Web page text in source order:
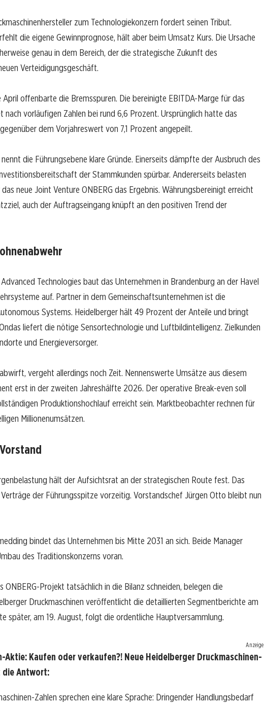
zum Technologiekonzern fordert seinen Tribut.
die eigene Gewinnprognose, hält aber beim Umsatz Kurs. Die Ursache
genau in dem Bereich, der die strategische Zukunft des
Verteidigungsgeschäft.
offenbarte die Bremsspuren. Die bereinigte EBITDA-Marge für das
nach vorläufigen Zahlen bei rund 6,6 Prozent. Ursprünglich hatte das
dem Vorjahreswert von 7,1 Prozent angepeilt.
die Führungsebene klare Gründe. Einerseits dämpfte der Ausbruch des
der Stammkunden spürbar. Andererseits belasten
neue Joint Venture ONBERG das Ergebnis. Währungsbereinigt erreicht
auch der Auftragseingang knüpft an den positiven Trend der
Technologies baut das Unternehmen in Brandenburg an der Havel
auf. Partner in dem Gemeinschaftsunternehmen ist die
Systems. Heidelberger hält 49 Prozent der Anteile und bringt
liefert die nötige Sensortechnologie und Luftbildintelligenz. Zielkunden
und Energieversorger.
vergeht allerdings noch Zeit. Nennenswerte Umsätze aus diesem
erst in der zweiten Jahreshälfte 2026. Der operative Break-even soll
Produktionshochlauf erreicht sein. Marktbeobachter rechnen für
Millionenumsätzen.
hält der Aufsichtsrat an der strategischen Route fest. Das
der Führungsspitze vorzeitig. Vorstandschef Jürgen Otto bleibt nun
bindet das Unternehmen bis Mitte 2031 an sich. Beide Manager
des Traditionskonzerns voran.
Projekt tatsächlich in die Bilanz schneiden, belegen die
Druckmaschinen veröffentlicht die detaillierten Segmentberichte am
später, am 19. August, folgt die ordentliche Hauptversammlung.
Anzeige
Aktie: Kaufen oder verkaufen?! Neue Heidelberger Druckmaschinen-
die Antwort:
Zahlen sprechen eine klare Sprache: Dringender Handlungsbedarf